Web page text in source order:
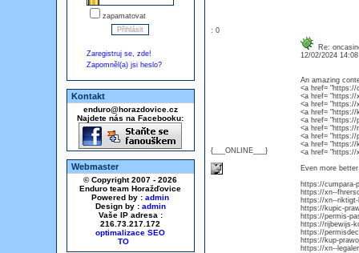
zapamatovat
Zaregistruj se, zde!
Zapomněl(a) jsi heslo?
Kontakt
enduro@horazdovice.cz
Najdete nás na Facebooku:
Webmaster
© Copyright 2007 - 2026
Enduro team Horažďovice
Powered by : admin
Design by : admin
Vaše IP adresa :
216.73.217.172
optimalizace SEO
: 0
{___ONLINE___}
Re:
12/02/2024
An amazing
<a href= "https://
<a href= "https://
<a href= "https://
<a href= "https://
<a href= "https://
<a href= "https://
<a href= "https://
<a href= "https://
<a href= "https://
Even more better
https://cumpara-
https://xn--
https://xn--
https://kupic-
https://permis-
https://rijbewijs-
https://
https://kup-
https://xn--